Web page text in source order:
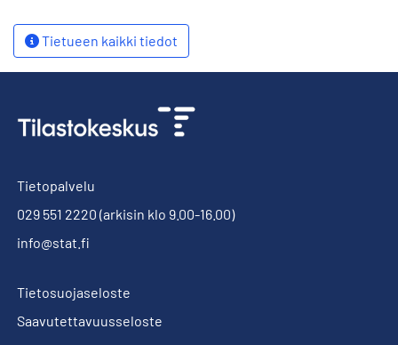
Tietueen kaikki tiedot
Tietopalvelu
029 551 2220 (arkisin klo 9.00-16.00)
info@stat.fi
Tietosuojaseloste
Saavutettavuusseloste